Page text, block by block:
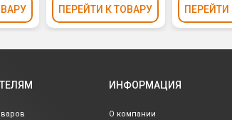
ПЕРЕЙТИ К ТОВАРУ ПЕРЕЙТИ
ИНФОРМАЦИЯ
О компании